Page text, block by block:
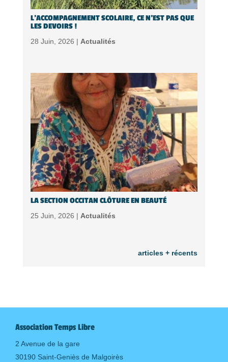
L’ACCOMPAGNEMENT SCOLAIRE, CE N’EST PAS QUE
LES DEVOIRS !
28 Juin, 2026 | Actualités
LA SECTION OCCITAN CLÔTURE EN BEAUTÉ
25 Juin, 2026 | Actualités
articles + récents
Association Temps Libre
2 Avenue de la gare
30190 Saint-Geniès de Malgoirès